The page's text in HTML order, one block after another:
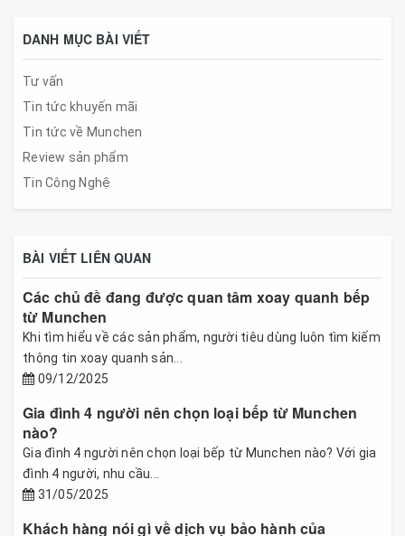
DANH MỤC BÀI VIẾT
Tư vấn
Tin tức khuyến mãi
Tin tức về Munchen
Review sản phẩm
Tin Công Nghệ
BÀI VIẾT LIÊN QUAN
Các chủ đề đang được quan tâm xoay quanh bếp
từ Munchen
Khi tìm hiểu về các sản phẩm, người tiêu dùng luôn tìm kiếm
thông tin xoay quanh sản...
09/12/2025
Gia đình 4 người nên chọn loại bếp từ Munchen
nào?
Gia đình 4 người nên chọn loại bếp từ Munchen nào? Với gia
đình 4 người, nhu cầu...
31/05/2025
Khách hàng nói gì về dịch vụ bảo hành của